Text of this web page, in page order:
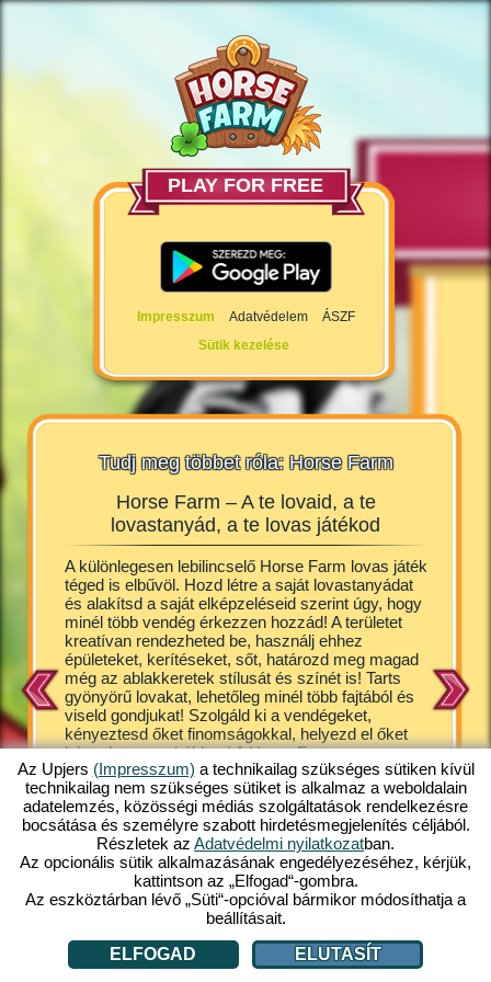
PLAY FOR FREE
Impresszum Adatvédelem
ÁSZF
Sütik kezelése
Tudj meg többet róla: Horse Farm
stb. A
Horse Farm – A te lovaid, a te
lovastanyád, a te lovas játékod
A különlegesen lebilincselő Horse Farm lovas játék
téged is elbűvöl. Hozd létre a saját lovastanyádat
és alakítsd a saját elképzeléseid szerint úgy, hogy
minél több vendég érkezzen hozzád! A területet
kreatívan rendezheted be, használj ehhez
épületeket, kerítéseket, sőt, határozd meg magad
még az ablakkeretek stílusát és színét is! Tarts
gyönyörű lovakat, lehetőleg minél több fajtából és
viseld gondjukat! Szolgáld ki a vendégeket,
kényeztesd őket finomságokkal, helyezd el őket
kényelmes szobákban! A Horse Farm egy nagyon
aranyos, egy kicsit képregényes jellegű
játékvilágba repít téged, ahol garantált a kellemes
kikapcsolódás. Ezt az ingyenes online játékot a
mobilverzió után már számítógépen is elérheted.
Játssz te is velünk!
Persze
lovak
a Horse
Az Upjers (Impresszum) a technikailag szükséges sütiken kívül
technikailag nem szükséges sütiket is alkalmaz a weboldalain
adatelemzés, közösségi médiás szolgáltatások rendelkezésre
bocsátása és személyre szabott hirdetésmegjelenítés céljából.
Részletek az Adatvédelmi nyilatkozatban.
Az opcionális sütik alkalmazásának engedélyezéséhez, kérjük,
kattintson az „Elfogad“-gombra.
Az eszköztárban lévő „Süti“-opcióval bármikor módosíthatja a
beállításait.
ELFOGAD
ELUTASÍT